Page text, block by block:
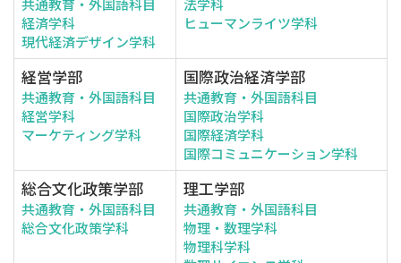
共通教育・外国語科目
経済学科
現代経済デザイン学科
法学科
ヒューマンライツ学科
経営学部
共通教育・外国語科目
経営学科
マーケティング学科
国際政治経済学部
共通教育・外国語科目
国際政治学科
国際経済学科
国際コミュニケーション学科
総合文化政策学部
共通教育・外国語科目
総合文化政策学科
理工学部
共通教育・外国語科目
物理・数理学科
物理科学科